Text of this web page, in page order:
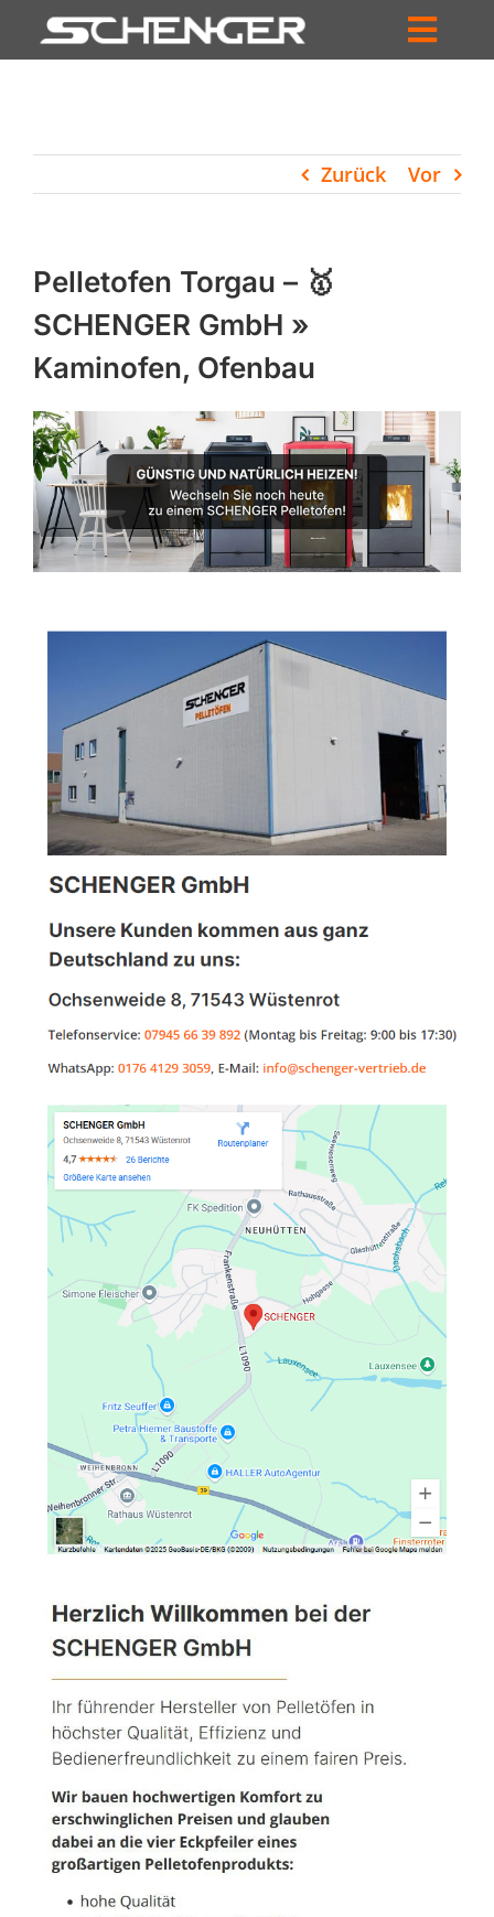
Inhalt
HÄNDLERSUCHE
UNTERNEHMEN
PROFIL
WARENKORB
PRODUCTS
SEARCH
Zurück Vor
Pelletofen Torgau – 🥇
SCHENGER GmbH »
Kaminofen, Ofenbau